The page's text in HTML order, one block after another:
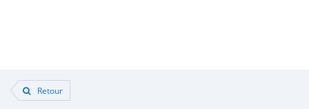
Retour